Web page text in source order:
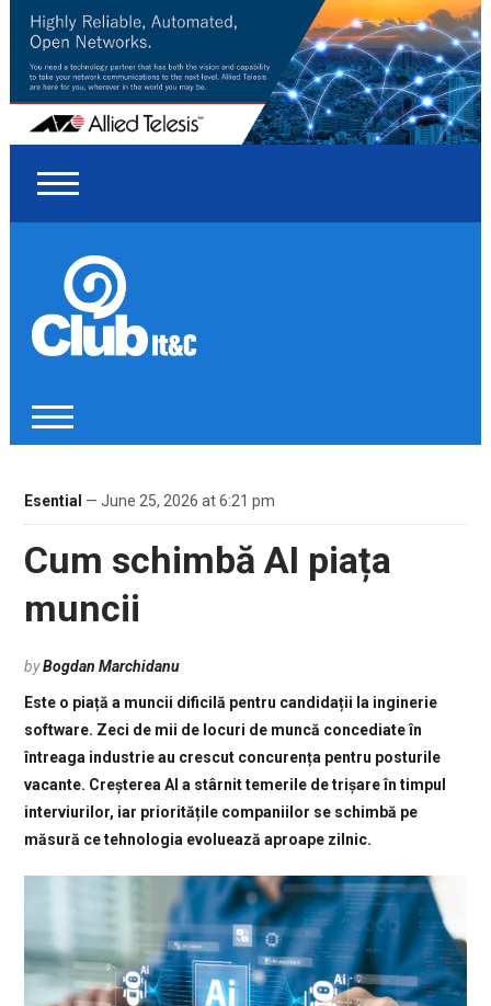
Esential — June 25, 2026 at 6:21 pm
Cum schimbă AI piața
muncii
byBogdan Marchidanu
Este o piață a muncii dificilă pentru candidații la inginerie
software. Zeci de mii de locuri de muncă concediate în
întreaga industrie au crescut concurența pentru posturile
vacante. Creșterea AI a stârnit temerile de trișare în timpul
interviurilor, iar prioritățile companiilor se schimbă pe
măsură ce tehnologia evoluează aproape zilnic.